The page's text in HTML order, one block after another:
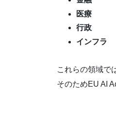
医療
行政
インフラ
これらの領域で
そのためEU AI